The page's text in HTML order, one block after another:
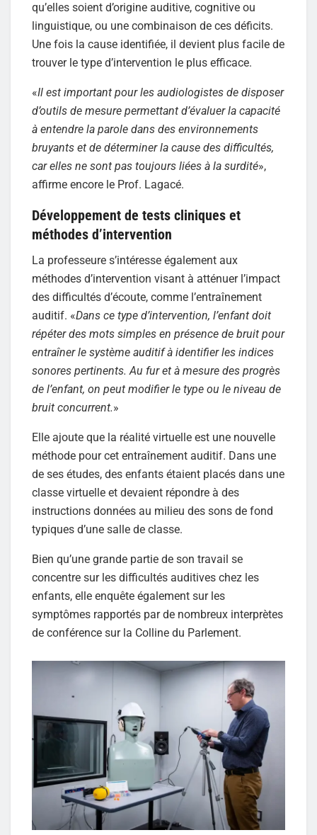
qu’elles soient d’origine auditive, cognitive ou
linguistique, ou une combinaison de ces déficits.
Une fois la cause identifiée, il devient plus facile de
trouver le type d’intervention le plus efficace.
«Il est important pour les audiologistes de disposer
d’outils de mesure permettant d’évaluer la capacité
à entendre la parole dans des environnements
bruyants et de déterminer la cause des difficultés,
car elles ne sont pas toujours liées à la surdité»,
affirme encore le Prof. Lagacé.
Développement de tests cliniques et
méthodes d’intervention
La professeure s’intéresse également aux
méthodes d’intervention visant à atténuer l’impact
des difficultés d’écoute, comme l’entraînement
auditif. «Dans ce type d’intervention, l’enfant doit
répéter des mots simples en présence de bruit pour
entraîner le système auditif à identifier les indices
sonores pertinents. Au fur et à mesure des progrès
de l’enfant, on peut modifier le type ou le niveau de
bruit concurrent.»
Elle ajoute que la réalité virtuelle est une nouvelle
méthode pour cet entraînement auditif. Dans une
de ses études, des enfants étaient placés dans une
classe virtuelle et devaient répondre à des
instructions données au milieu des sons de fond
typiques d’une salle de classe.
Bien qu’une grande partie de son travail se
concentre sur les difficultés auditives chez les
enfants, elle enquête également sur les
symptômes rapportés par de nombreux interprètes
de conférence sur la Colline du Parlement.